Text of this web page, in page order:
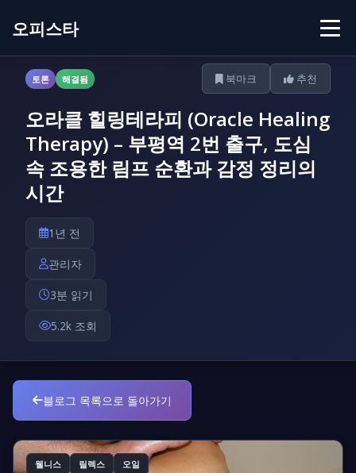
오피스타
토론 해결됨 북마크 추천
오라클 힐링테라피 (Oracle Healing
Therapy) – 부평역 2번 출구, 도심
속 조용한 림프 순환과 감정 정리의
시간
1년 전
관리자
3분 읽기
5.2k 조회
블로그 목록으로 돌아가기
웰니스 릴렉스 오일